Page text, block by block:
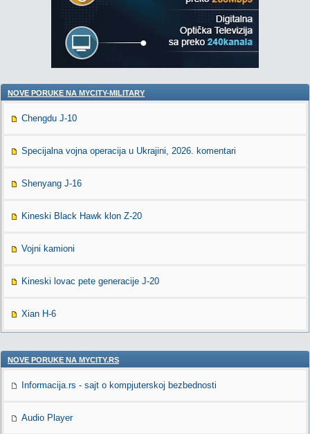
NOVE PORUKE NA MYCITY-MILITARY
Chengdu J-10
Specijalna vojna operacija u Ukrajini, 2026. komentari
Shenyang J-16
Kineski Black Hawk klon Z-20
Vojni kamioni
Kineski lovac pete generacije J-20
Xian H-6
NOVE PORUKE NA MYCITY.RS
Informacija.rs - sajt o kompjuterskoj bezbednosti
Audio Player